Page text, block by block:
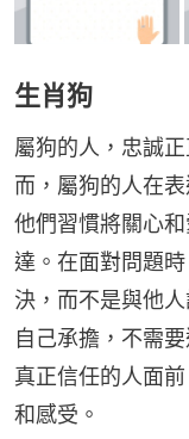
生肖狗
屬狗的人，忠誠
而，屬狗的人在
他們習慣將關心
達。在面對問題
決，而不是與他
自己承擔，不需
真正信任的人面
和感受。